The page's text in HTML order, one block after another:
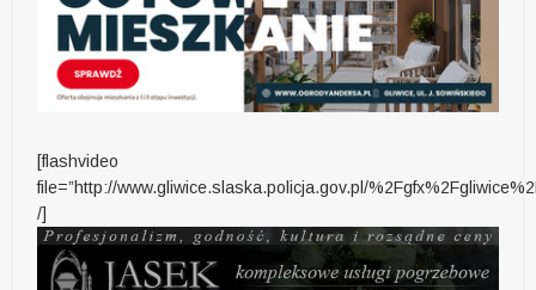
[flashvideo
file=”http://www.gliwice.slaska.policja.gov.pl/
/]